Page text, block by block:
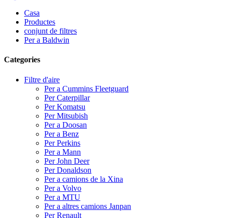
Casa
Productes
conjunt de filtres
Per a Baldwin
Categories
Filtre d'aire
Per a Cummins Fleetguard
Per Caterpillar
Per Komatsu
Per Mitsubish
Per a Doosan
Per a Benz
Per Perkins
Per a Mann
Per John Deer
Per Donaldson
Per a camions de la Xina
Per a Volvo
Per a MTU
Per a altres camions Janpan
Per Renault